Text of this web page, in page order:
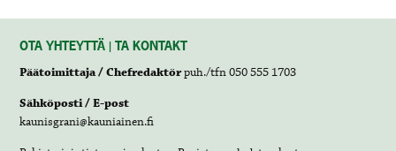
OTA YHTEYTTÄ | TA KONTAKT
Päätoimittaja / Chefredaktörpuh./tfn 050 555 1703
Sähköposti / E-post
kaunisgrani@kauniainen.fi